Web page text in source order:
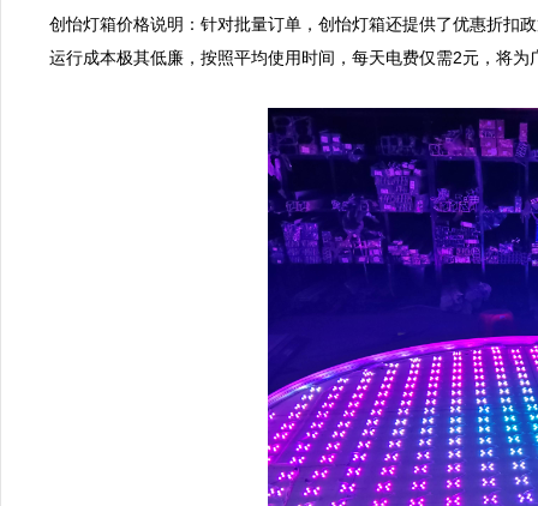
创怡灯箱价格说明：针对批量订单，创怡灯箱还提供了优惠折扣
运行成本极其低廉，按照平均使用时间，每天电费仅需2元，将